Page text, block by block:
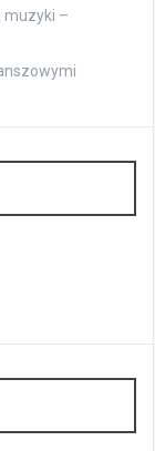
muzyki –